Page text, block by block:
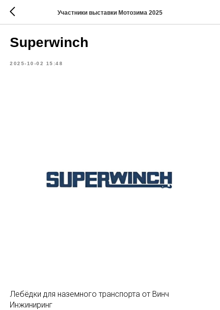
Участники выставки Мотозима 2025
Superwinch
2025-10-02 15:48
Лебёдки для наземного транспорта от Винч
Инжиниринг